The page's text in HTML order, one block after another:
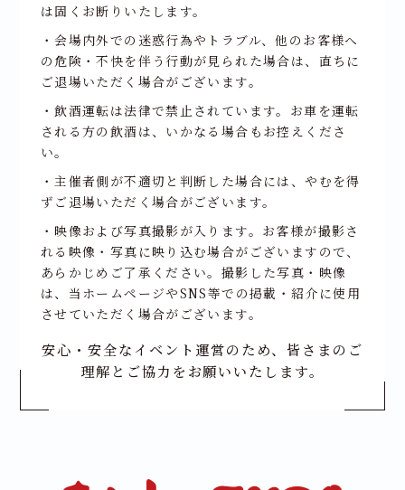
は固くお断りいたします。
・会場内外での迷惑行為やトラブル、他のお客様へ
の危険・不快を伴う行動が見られた場合は、直ちに
ご退場いただく場合がございます。
・飲酒運転は法律で禁止されています。お車を運転
される方の飲酒は、いかなる場合もお控えくださ
い。
・主催者側が不適切と判断した場合には、やむを得
ずご退場いただく場合がございます。
・映像および写真撮影が入ります。お客様が撮影さ
れる映像・写真に映り込む場合がございますので、
あらかじめご了承ください。撮影した写真・映像
は、当ホームページやSNS等での掲載・紹介に使用
させていただく場合がございます。
安心・安全なイベント運営のため、皆さまのご
理解とご協力をお願いいたします。